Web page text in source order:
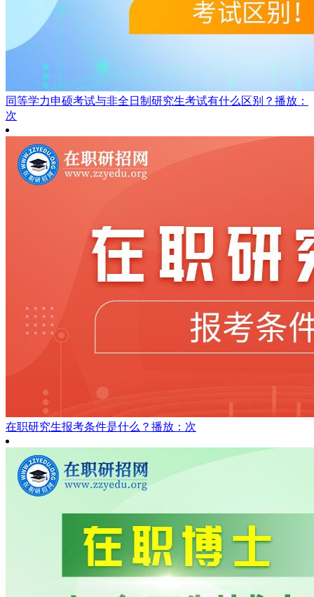
同等学力申硕考试与非全日制研究生考试有什么区别？ 播放：
次
在职研究生报考条件是什么？ 播放：次